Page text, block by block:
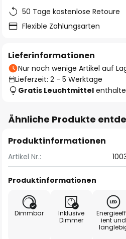
50 Tage kostenlose Retoure
Flexible Zahlungsarten
Lieferinformationen
Nur noch wenige Artikel auf
Lieferzeit: 2 - 5 Werktage
Gratis Leuchtmittel
Ähnliche Produkte
Produktinformationen
Artikel Nr.:
Produktinformationen
Dimmbar
Inklusive
Dimmer
ient und